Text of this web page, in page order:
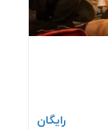
رایگان